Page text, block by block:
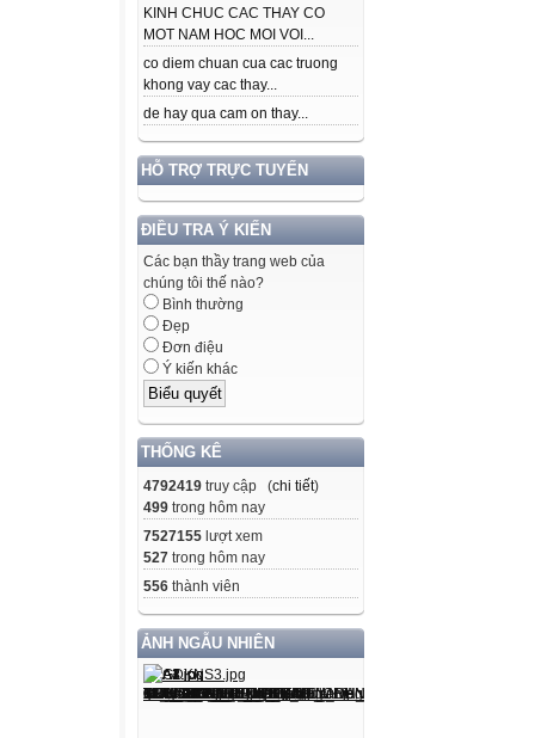
KINH CHUC CAC THAY CO
MOT NAM HOC MOI VOI...
co diem chuan cua cac truong
khong vay cac thay...
de hay qua cam on thay...
HỖ TRỢ TRỰC TUYẾN
ĐIỀU TRA Ý KIẾN
Các bạn thầy trang web của
chúng tôi thế nào?
Bình thường
Đẹp
Đơn điệu
Ý kiến khác
THỐNG KÊ
4792419 truy cập (chi tiết)
499 trong hôm nay
7527155 lượt xem
527 trong hôm nay
556 thành viên
ẢNH NGẪU NHIÊN